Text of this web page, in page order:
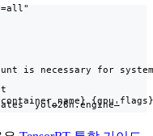
is necessary for
'yolo26n.engine'